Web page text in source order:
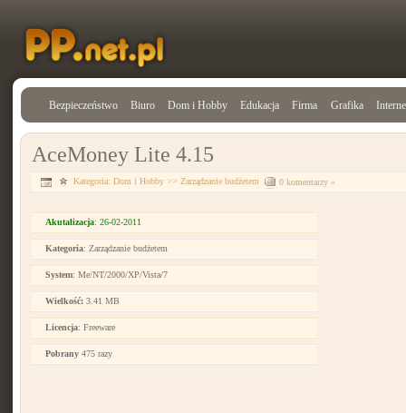
Bezpieczeństwo Biuro Dom i Hobby Edukacja Firma Grafika
AceMoney Lite 4.15
Kategoria: Dom i Hobby >> Zarządzanie budżetem 0 komentarzy »
Akutalizacja: 26-02-2011
Kategoria: Zarządzanie budżetem
System: Me/NT/2000/XP/Vista/7
Wielkość: 3.41 MB
Licencja: Freeware
Pobrany 475 razy